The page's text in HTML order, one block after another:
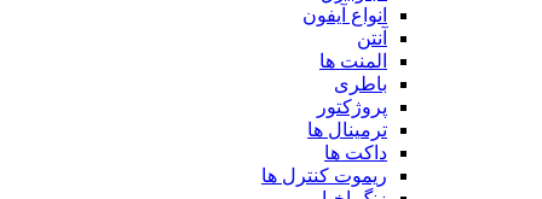
انواع آیفون
آنتن
المنت ها
باطری
پروژکتور
ترمینال ها
داکت ها
ریموت کنترل ها